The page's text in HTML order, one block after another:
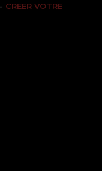
CREER VOTRE